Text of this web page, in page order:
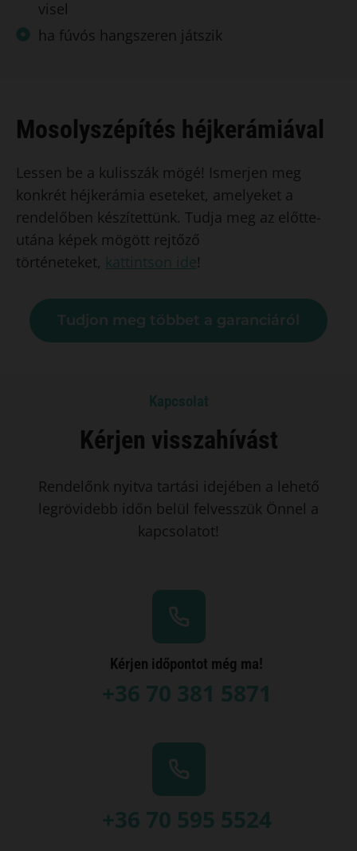
visel
ha fúvós hangszeren játszik
Mosolyszépítés héjkerámiával
Lessen be a kulisszák mögé! Ismerjen meg
konkrét héjkerámia eseteket, amelyeket a
rendelőben készítettünk. Tudja meg az előtte-
utána képek mögött rejtőző
történeteket, kattintson ide!
Tudjon meg többet a garanciáról
Kapcsolat
Kérjen visszahívást
Rendelőnk nyitva tartási idejében a lehető
legrövidebb időn belül felvesszük Önnel a
kapcsolatot!
Kérjen időpontot még ma!
+36 70 381 5871
+36 70 595 5524